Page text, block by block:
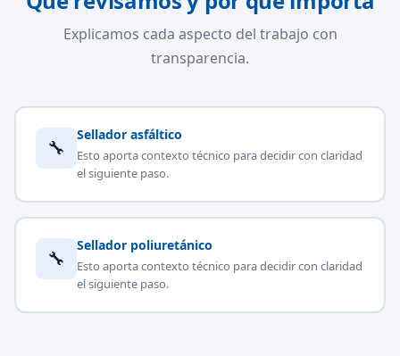
Explicamos cada aspecto del trabajo con
transparencia.
🔧
Sellador asfáltico
Esto aporta contexto técnico para decidir con claridad
el siguiente paso.
🔧
Sellador poliuretánico
Esto aporta contexto técnico para decidir con claridad
el siguiente paso.